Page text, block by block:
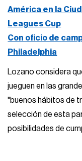
América en la
Leagues Cup
Con oficio de
Philadelphia
Lozano considera
jueguen en las
"buenos hábitos de
selección de esta
posibilidades de